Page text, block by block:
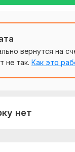
вернутся на
не так. Как это
нет